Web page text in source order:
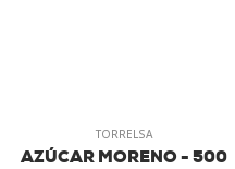
TORRELSA
AZÚCAR MORENO - 500